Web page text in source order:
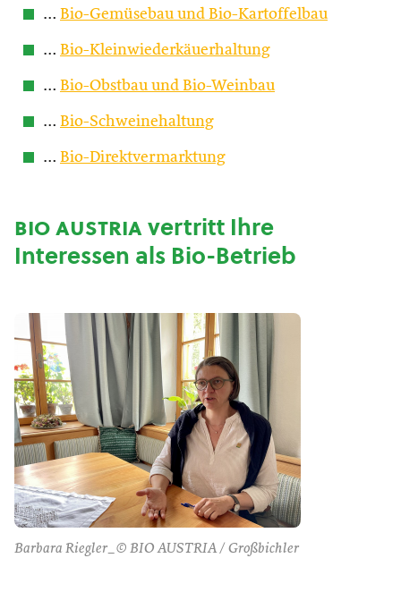
… Bio-Gemüsebau und Bio-Kartoffelbau
… Bio-Kleinwiederkäuerhaltung
… Bio-Obstbau und Bio-Weinbau
… Bio-Schweinehaltung
… Bio-Direktvermarktung
bio austriavertritt Ihre
Interessen als Bio-Betrieb
Barbara Riegler_© BIO AUSTRIA / Großbichler